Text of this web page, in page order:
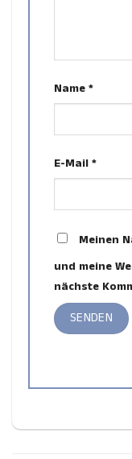
Name *
E-Mail *
Meinen
und meine
nächste